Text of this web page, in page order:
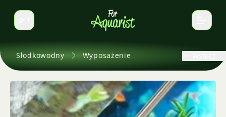
Zmień język
Słodkowodny Wyposażenie